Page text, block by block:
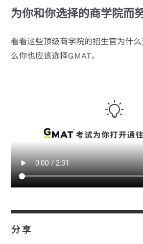
为你和你选择的商学院而
看看这些顶级商学院的招生官为什
么你也应该选择GMAT。
分享